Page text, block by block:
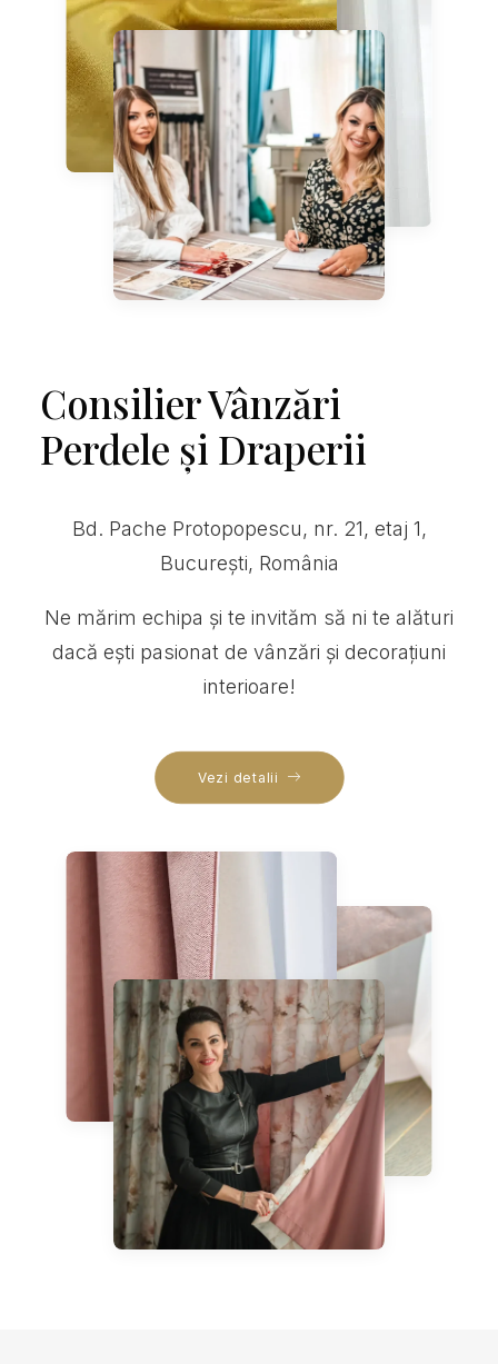
Consilier Vânzări
Perdele și Draperii
Bd. Pache Protopopescu, nr. 21, etaj 1,
București, România
Ne mărim echipa și te invităm să ni te alături
dacă ești pasionat de vânzări și decorațiuni
interioare!
Vezi detalii